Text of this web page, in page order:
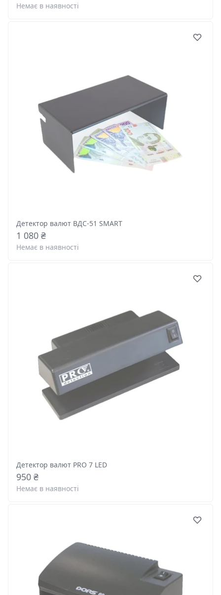
Немає в наявності
Детектор валют ВДС-51 SMART
1 080 ₴
Немає в наявності
Детектор валют PRO 7 LED
950 ₴
Немає в наявності